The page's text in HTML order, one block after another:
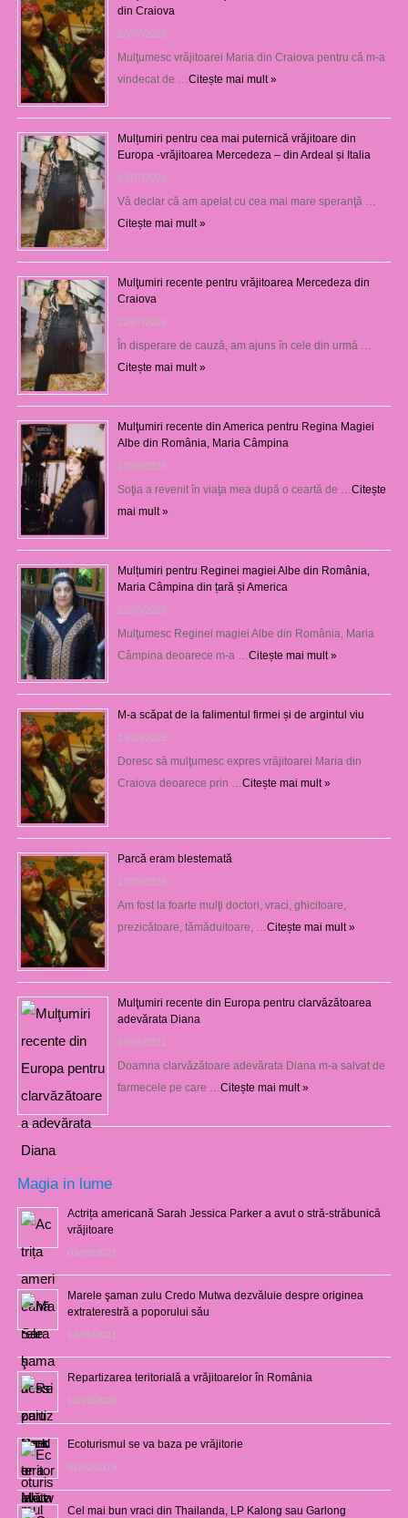
din Craiova
28/07/2026
Mulţumesc vrăjitoarei Maria din Craiova pentru că m-a
vindecat de … Citește mai mult »
Mulțumiri pentru cea mai puternică vrăjitoare din
Europa -vrăjitoarea Mercedeza – din Ardeal și Italia
23/07/2026
Vă declar că am apelat cu cea mai mare speranţă …
Citește mai mult »
Mulţumiri recente pentru vrăjitoarea Mercedeza din
Craiova
22/07/2026
În disperare de cauză, am ajuns în cele din urmă …
Citește mai mult »
Mulţumiri recente din America pentru Regina Magiei
Albe din România, Maria Câmpina
23/08/2025
Soţia a revenit în viaţa mea după o ceartă de … Citește
mai mult »
Mulțumiri pentru Reginei magiei Albe din România,
Maria Câmpina din țară și America
22/05/2025
Mulţumesc Reginei magiei Albe din România, Maria
Câmpina deoarece m-a … Citește mai mult »
M-a scăpat de la falimentul firmei și de argintul viu
13/03/2025
Doresc să mulţumesc expres vrăjitoarei Maria din
Craiova deoarece prin … Citește mai mult »
Parcă eram blestemată
12/03/2025
Am fost la foarte mulţi doctori, vraci, ghicitoare,
prezicătoare, tămăduitoare, … Citește mai mult »
Mulţumiri recente din Europa pentru clarvăzătoarea
adevărata Diana
29/01/2021
Doamna clarvăzătoare adevărata Diana m-a salvat de
farmecele pe care … Citește mai mult »
Magia in lume
Actrița americană Sarah Jessica Parker a avut o stră-străbunică
vrăjitoare
03/08/2021
Marele şaman zulu Credo Mutwa dezvăluie despre originea
extraterestră a poporului său
14/06/2021
Repartizarea teritorială a vrăjitoarelor în România
12/10/2020
Ecoturismul se va baza pe vrăjitorie
01/02/2019
Cel mai bun vraci din Thailanda, LP Kalong sau Garlong